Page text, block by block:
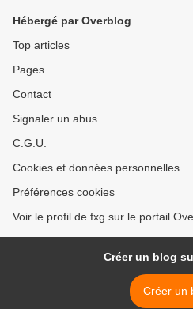
Hébergé par Overblog
Top articles
Pages
Contact
Signaler un abus
C.G.U.
Cookies et données personnelles
Préférences cookies
Voir le profil de fxg sur le portail
Créer un blog
Créer un